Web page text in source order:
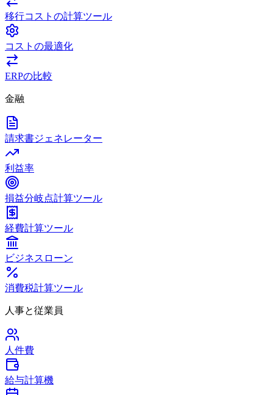
移行コストの計算ツール
コストの最適化
ERPの比較
金融
請求書ジェネレーター
利益率
損益分岐点計算ツール
経費計算ツール
ビジネスローン
消費税計算ツール
人事と従業員
人件費
給与計算機